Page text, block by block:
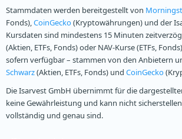
Stammdaten werden bereitgestellt von
Fonds),CoinGecko(Kryptowährungen) und der
Kursdaten sind mindestens 15 Minuten
(Aktien, ETFs, Fonds) oder NAV-Kurse (ETFs,
sofern verfügbar – stammen von den Anbietern
Schwarz(Aktien, ETFs, Fonds) und CoinGecko
Die Isarvest GmbH übernimmt für die
keine Gewährleistung und kann nicht
vollständig und genau sind.